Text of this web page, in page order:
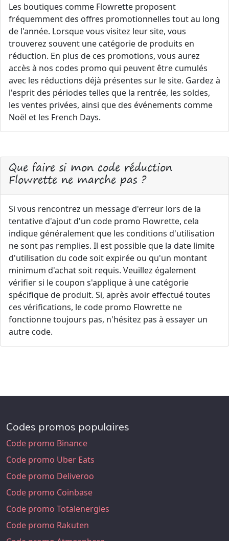
Les boutiques comme Flowrette proposent
fréquemment des offres promotionnelles tout au long
de l'année. Lorsque vous visitez leur site, vous
trouverez souvent une catégorie de produits en
réduction. En plus de ces promotions, vous aurez
accès à nos codes promo qui peuvent être cumulés
avec les réductions déjà présentes sur le site. Gardez à
l'esprit des périodes telles que la rentrée, les soldes,
les ventes privées, ainsi que des événements comme
Noël et les French Days.
Que faire si mon code réduction
Flowrette ne marche pas ?
Si vous rencontrez un message d'erreur lors de la
tentative d'ajout d'un code promo Flowrette, cela
indique généralement que les conditions d'utilisation
ne sont pas remplies. Il est possible que la date limite
d'utilisation du code soit expirée ou qu'un montant
minimum d'achat soit requis. Veuillez également
vérifier si le coupon s'applique à une catégorie
spécifique de produit. Si, après avoir effectué toutes
ces vérifications, le code promo Flowrette ne
fonctionne toujours pas, n'hésitez pas à essayer un
autre code.
Codes promos populaires
Code promo Binance
Code promo Uber Eats
Code promo Deliveroo
Code promo Coinbase
Code promo Totalenergies
Code promo Rakuten